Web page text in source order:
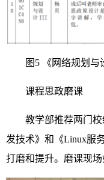
图5 《网络规划
课程思政磨课
教学部推荐两门
发技术》和《Linux服
打磨和提升。磨课现场